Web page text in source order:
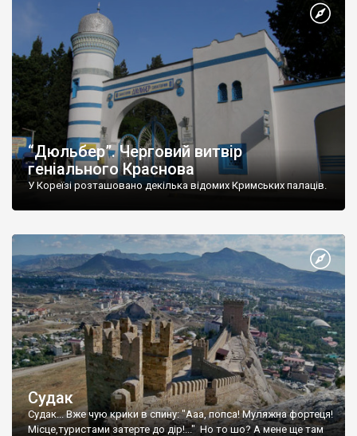
“Дюльбер”. Черговий витвір
геніального Краснова
У Кореїзі розташовано декілька відомих Кримських палаців.
Судак
Судак... Вже чую крики в спину: "Ааа, попса! Муляжна фортеця!
Місце,туристами затерте до дір!..." Но то шо? А мене ще там